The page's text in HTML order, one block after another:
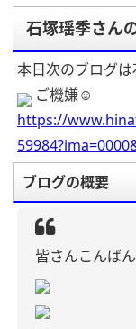
石塚瑶季さん
本日次のブログは
ご機嫌☺︎
https://
ブログの概要
皆さんこんば